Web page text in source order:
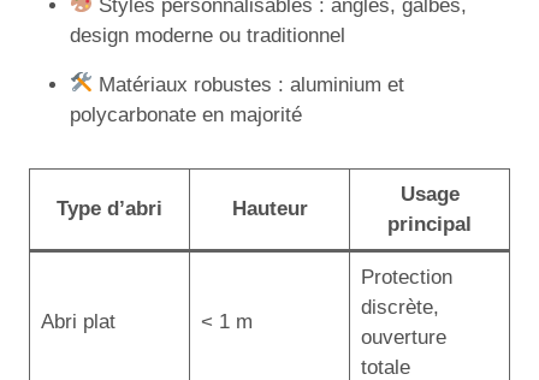
Styles personnalisables : angles, galbés,
design moderne ou traditionnel
Matériaux robustes : aluminium et
polycarbonate en majorité
Type d’abri Hauteur
Usage
principal
Abri plat < 1 m
Protection
discrète,
ouverture
totale